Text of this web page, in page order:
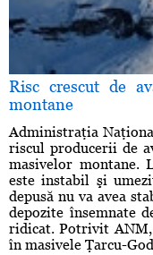
Risc crescut de
montane
Administraţia
riscul producerii de
masivelor montane.
este instabil şi
depusă nu va avea
depozite însemnate
ridicat. Potrivit
în masivele Ţarcu-